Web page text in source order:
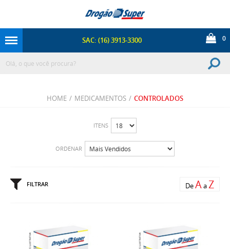
SAC: (16) 3913-3300 0
HOME / MEDICAMENTOS / CONTROLADOS
ITENS
ORDENAR
FILTRAR DeAaZ